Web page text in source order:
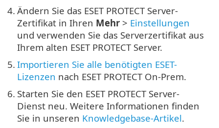
4. Ändern Sie das ESET PROTECT Server-
Zertifikat in Ihren Mehr > Einstellungen
und verwenden Sie das Serverzertifikat aus
Ihrem alten ESET PROTECT Server.
5. Importieren Sie alle benötigten ESET-
Lizenzen nach ESET PROTECT On-Prem.
6. Starten Sie den ESET PROTECT Server-
Dienst neu. Weitere Informationen finden
Sie in unseren Knowledgebase-Artikel.